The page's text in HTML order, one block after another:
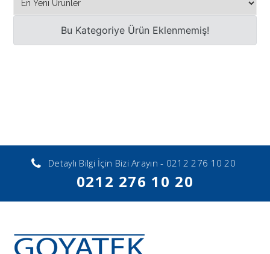
Bu Kategoriye Ürün Eklenmemiş!
Detaylı Bilgi İçin Bizi Arayın - 0212 276 10 20
0212 276 10 20